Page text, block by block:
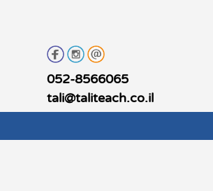
052-8566065
tali@taliteach.co.il